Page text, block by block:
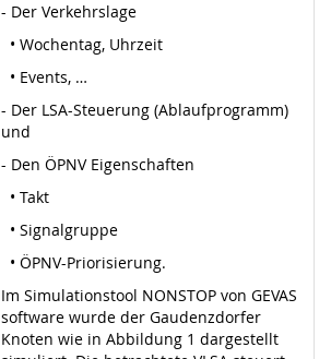
- Der Verkehrslage
• Wochentag, Uhrzeit
• Events, …
- Der LSA-Steuerung (Ablaufprogramm)
und
- Den ÖPNV Eigenschaften
• Takt
• Signalgruppe
• ÖPNV-Priorisierung.
Im Simulationstool NONSTOP von GEVAS
software wurde der Gaudenzdorfer
Knoten wie in Abbildung 1 dargestellt